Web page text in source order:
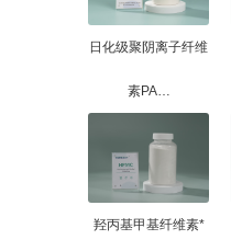
日化级聚阴离子纤维
素PA…
羟丙基甲基纤维素*